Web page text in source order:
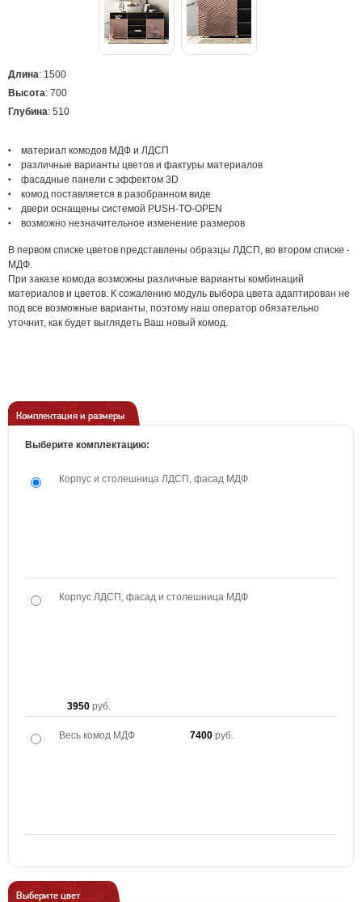
Длина: 1500
Высота: 700
Глубина: 510
материал комодов МДФ и ЛДСП
различные варианты цветов и фактуры материалов
фасадные панели с эффектом 3D
комод поставляется в разобранном виде
двери оснащены системой PUSH-TO-OPEN
возможно незначительное изменение размеров
В первом списке цветов представлены образцы ЛДСП, во втором списке -
МДФ.
При заказе комода возможны различные варианты комбинаций
материалов и цветов. К сожалению модуль выбора цвета адаптирован не
под все возможные варианты, поэтому наш оператор обязательно
уточнит, как будет выглядеть Ваш новый комод.
Комплектация и размеры
Выберите комплектацию:
Корпус и столешница ЛДСП, фасад МДФ
Корпус ЛДСП, фасад и столешница МДФ
3950 руб.
Весь комод МДФ 7400 руб.
Выберите цвет